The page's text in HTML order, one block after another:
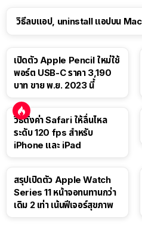
วิธีลบแอป, uninstall แอปบน
เปิดตัว Apple Pencil ใหม่ใช้
พอร์ต USB-C ราคา 3,190
บาท ขาย พ.ย. 2023 นี้
วิธีตั้งค่า Safari ให้ลื่นไหล
ระดับ 120 fps สำหรับ
iPhone และ iPad
สรุปเปิดตัว Apple Watch
Series 11 หน้าจอทนทานกว่า
เดิม 2 เท่า เน้นฟีเจอร์สุขภาพ